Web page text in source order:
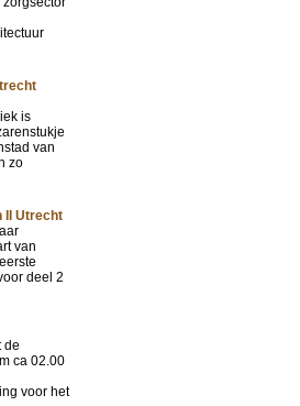
is
van
zo
II Utrecht
van
deel 2
de
ca 02.00
voor het